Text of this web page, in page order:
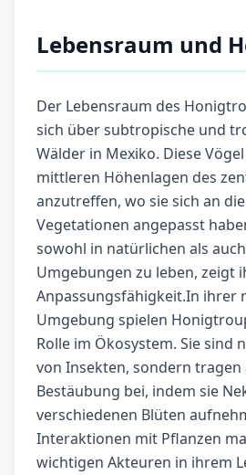
Lebensraum und
Der Lebensraum des
sich über subtropische und
Wälder in Mexiko. Diese
mittleren Höhenlagen des
anzutreffen, wo sie sich an
Vegetationen angepasst
sowohl in natürlichen als
Umgebungen zu leben, zeigt
Anpassungsfähigkeit.In ihrer
Umgebung spielen
Rolle im Ökosystem. Sie sind
von Insekten, sondern tragen
Bestäubung bei, indem sie
verschiedenen Blüten
Interaktionen mit Pflanzen
wichtigen Akteuren in ihrem